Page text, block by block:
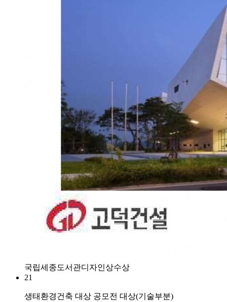
국립세종도서관디자인상수상
21
생태환경건축 대상 공모전 대상(기술부분)